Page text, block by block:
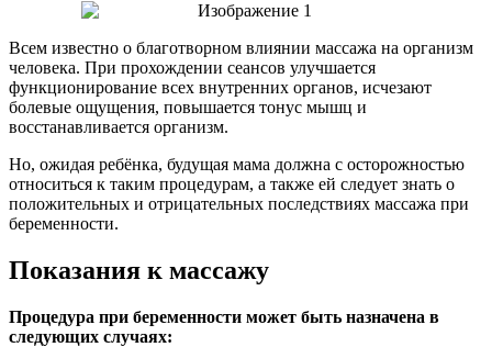
Всем известно о благотворном влиянии массажа на организм
человека. При прохождении сеансов улучшается
функционирование всех внутренних органов, исчезают
болевые ощущения, повышается тонус мышц и
восстанавливается организм.
Но, ожидая ребёнка, будущая мама должна с осторожностью
относиться к таким процедурам, а также ей следует знать о
положительных и отрицательных последствиях массажа при
беременности.
Показания к массажу
Процедура при беременности может быть назначена в
следующих случаях: